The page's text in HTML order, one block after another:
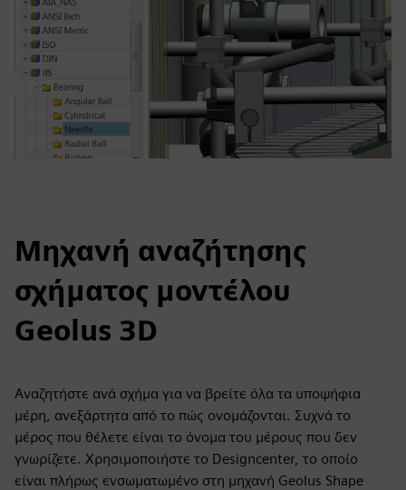
Μηχανή αναζήτησης
σχήματος μοντέλου
Geolus 3D
Αναζητήστε ανά σχήμα για να βρείτε όλα τα υποψήφια
μέρη, ανεξάρτητα από το πώς ονομάζονται. Συχνά το
μέρος που θέλετε είναι το όνομα του μέρους που δεν
γνωρίζετε. Χρησιμοποιήστε το Designcenter, το οποίο
είναι πλήρως ενσωματωμένο στη μηχανή Geolus Shape